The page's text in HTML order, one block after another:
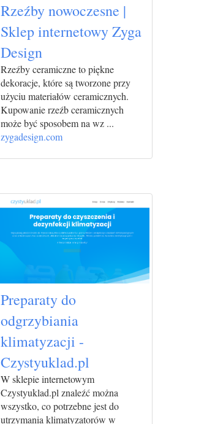
Rzeźby nowoczesne |
Sklep internetowy Zyga
Design
Rzeźby ceramiczne to piękne
dekoracje, które są tworzone przy
użyciu materiałów ceramicznych.
Kupowanie rzeźb ceramicznych
może być sposobem na wz ...
zygadesign.com
Preparaty do
odgrzybiania
klimatyzacji -
Czystyuklad.pl
W sklepie internetowym
Czystyuklad.pl znaleźć można
wszystko, co potrzebne jest do
utrzymania klimatyzatorów w